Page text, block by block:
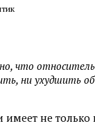
что
ни ухудшить
не только